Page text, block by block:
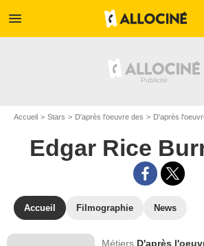
menu
Accueil Stars D'après l'oeuvre des D'après
Edgar Rice
Accueil Filmographie News
Métiers D'après